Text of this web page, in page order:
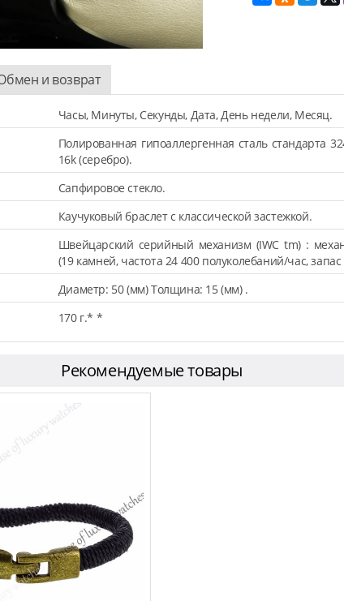
и возврат
Часы, Минуты, Секунды, Дата, День недели, Месяц.
Полированная гипоаллергенная сталь стандарта
16k (серебро).
Сапфировое стекло.
Каучуковый браслет с классической застежкой.
Швейцарский серийный механизм (IWC tm) :
(19 камней, частота 24 400 полуколебаний/час,
Диаметр: 50 (мм) Толщина: 15 (мм) .
170 г.* *
Рекомендуемые товары